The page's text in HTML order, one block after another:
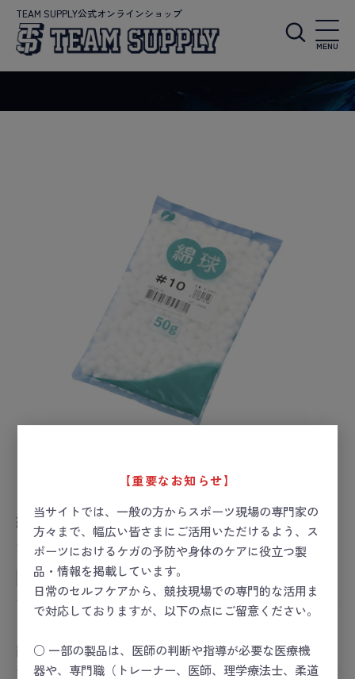
TEAM SUPPLY公式オンラインショップ
MENU
【重要なお知らせ】
当サイトでは、一般の方からスポーツ現場の専門家の
方々まで、幅広い皆さまにご活用いただけるよう、ス
ポーツにおけるケガの予防や身体のケアに役立つ製
品・情報を掲載しています。
日常のセルフケアから、競技現場での専門的な活用ま
で対応しておりますが、以下の点にご留意ください。
○ 一部の製品は、医師の判断や指導が必要な医療機
器や、専門職（トレーナー、医師、理学療法士、柔道
綿球 #10
お届け目安：1週間以内
SSチームキット
ー 価格は会員のみ閲覧いただけます ー
商品コード：24-4451-01